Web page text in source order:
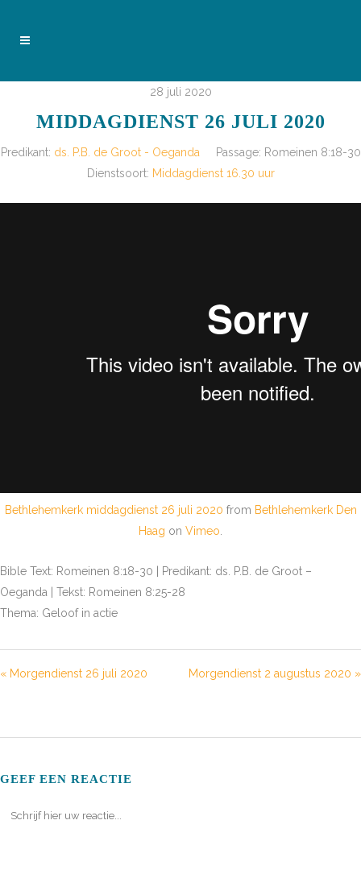
28 juli 2020
MIDDAGDIENST 26 JULI 2020
Predikant: ds. P.B. de Groot - Oeganda Passage: Romeinen 8:18-30
Dienstsoort: Middagdienst 16.30 uur
Bethlehemkerk middagdienst 26 juli 2020 from Bethlehemkerk Den
Haag on Vimeo
Bible Text: Romeinen 8:18-30 | Predikant: ds. P.B. de Groot –
Oeganda | Tekst: Romeinen 8:25-28
Thema: Geloof in actie
« Morgendienst 26 juli 2020 Morgendienst 2 augustus 2020 »
GEEF EEN REACTIE